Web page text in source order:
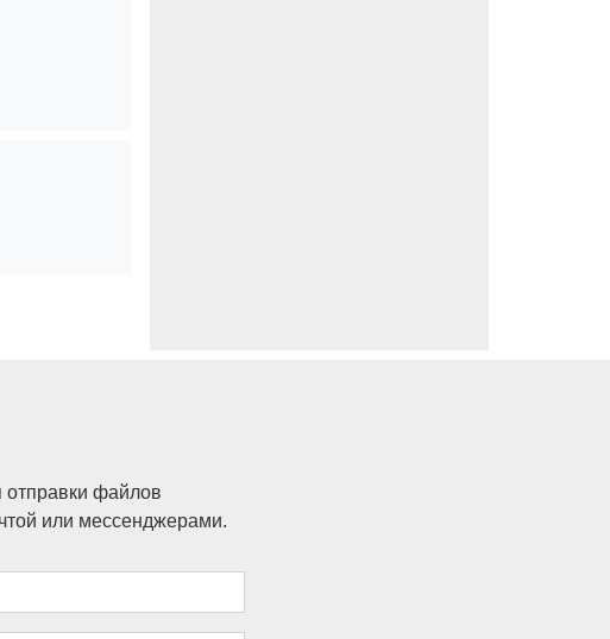
отправки файлов
или мессенджерами.